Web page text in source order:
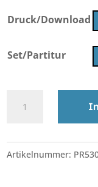
Druck/Download
Set/Partitur
York,
York
Artikelnummer: